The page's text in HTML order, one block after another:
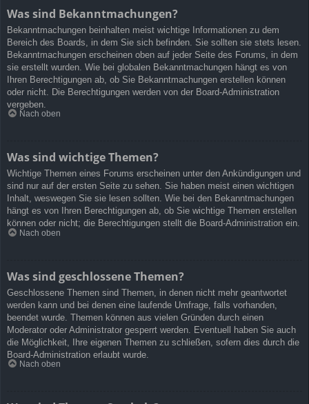
Was sind Bekanntmachungen?
Bekanntmachungen beinhalten meist wichtige Informationen zu dem
Bereich des Boards, in dem Sie sich befinden. Sie sollten sie stets lesen.
Bekanntmachungen erscheinen oben auf jeder Seite des Forums, in dem
sie erstellt wurden. Wie bei globalen Bekanntmachungen hängt es von
Ihren Berechtigungen ab, ob Sie Bekanntmachungen erstellen können
oder nicht. Die Berechtigungen werden von der Board-Administration
vergeben.
Nach oben
Was sind wichtige Themen?
Wichtige Themen eines Forums erscheinen unter den Ankündigungen und
sind nur auf der ersten Seite zu sehen. Sie haben meist einen wichtigen
Inhalt, weswegen Sie sie lesen sollten. Wie bei den Bekanntmachungen
hängt es von Ihren Berechtigungen ab, ob Sie wichtige Themen erstellen
können oder nicht; die Berechtigungen stellt die Board-Administration ein.
Nach oben
Was sind geschlossene Themen?
Geschlossene Themen sind Themen, in denen nicht mehr geantwortet
werden kann und bei denen eine laufende Umfrage, falls vorhanden,
beendet wurde. Themen können aus vielen Gründen durch einen
Moderator oder Administrator gesperrt werden. Eventuell haben Sie auch
die Möglichkeit, Ihre eigenen Themen zu schließen, sofern dies durch die
Board-Administration erlaubt wurde.
Nach oben